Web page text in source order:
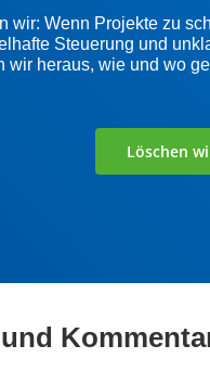
wir: Wenn Projekte zu
Steuerung und
wir heraus, wie und wo
Löschen